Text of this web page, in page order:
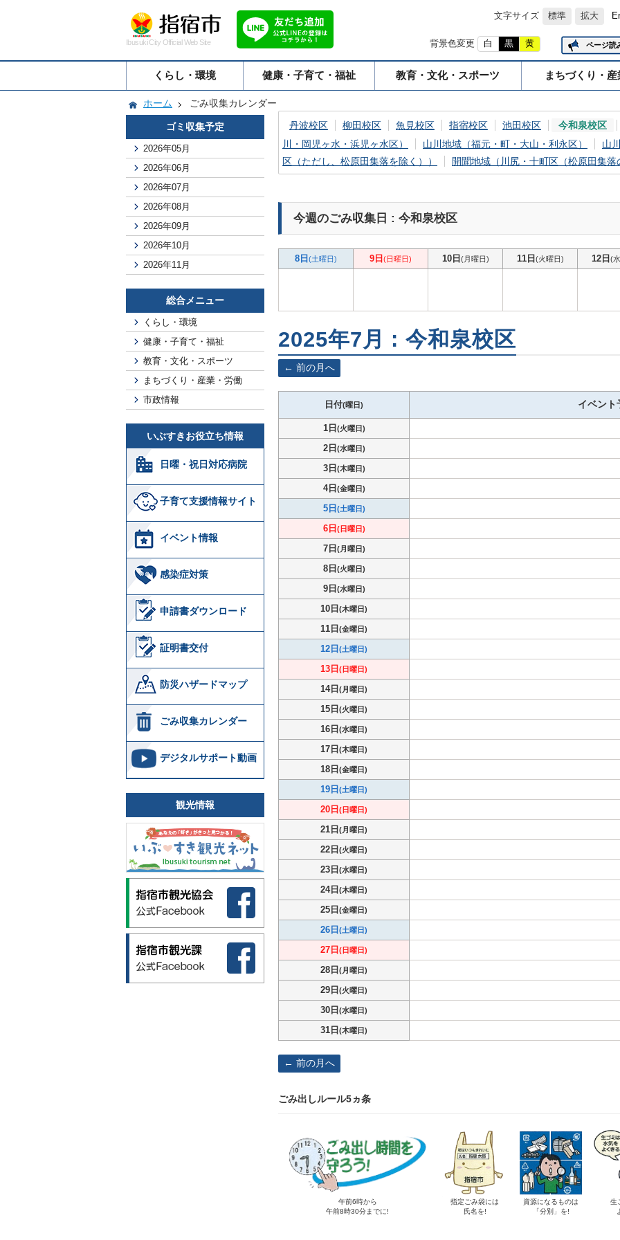
文字サイズ 標準 拡大
Ibusuki City Official Web Site 背景色変更 白 黒 黄 ページ読
くらし・環境 健康・子育て・福祉 教育・文化・スポーツ まちづくり・
ホーム ごみ収集カレンダー
ゴミ収集予定
2026年05月
2026年06月
2026年07月
2026年08月
2026年09月
2026年10月
2026年11月
総合メニュー
くらし・環境
健康・子育て・福祉
教育・文化・スポーツ
まちづくり・産業・労働
市政情報
いぶすきお役立ち情報
日曜・祝日対応病院
子育て支援情報サイト
イベント情報
感染症対策
申請書ダウンロード
証明書交付
防災ハザードマップ
ごみ収集カレンダー
デジタルサポート動画
観光情報
丹波校区 柳田校区 魚見校区 指宿校区 池田校区 今和泉校区
川・岡児ヶ水・浜児ヶ水区）
山川地域（福元・町・大山・利永区） 山
区（ただし、松原田集落を除く））
開聞地域（川尻・十町区（松原田集落
今週のごみ収集日 : 今和泉校区
8日 (土曜日) 9日 (日曜日) 10日 (月曜日) 11日 (火曜日) 12日 (
2025年7月 : 今和泉校区
前の月へ
日付(曜日) イベント
1日 (火曜日)
2日 (水曜日)
3日 (木曜日)
4日 (金曜日)
5日 (土曜日)
6日 (日曜日)
7日 (月曜日)
8日 (火曜日)
9日 (水曜日)
10日 (木曜日)
11日 (金曜日)
12日 (土曜日)
13日 (日曜日)
14日 (月曜日)
15日 (火曜日)
16日 (水曜日)
17日 (木曜日)
18日 (金曜日)
19日 (土曜日)
20日 (日曜日)
21日 (月曜日)
22日 (火曜日)
23日 (水曜日)
24日 (木曜日)
25日 (金曜日)
26日 (土曜日)
27日 (日曜日)
28日 (月曜日)
29日 (火曜日)
30日 (水曜日)
31日 (木曜日)
前の月へ
ごみ出しルール5ヵ条
午前6時から
午前8時30分までに!
指定ごみ袋には
氏名を!
資源になるものは
「分別」を!
生